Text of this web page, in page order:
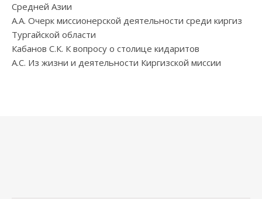
Средней Азии
А.А. Очерк миссионерской деятельности среди киргиз
Тургайской области
Кабанов С.К. К вопросу о столице кидаритов
А.С. Из жизни и деятельности Киргизской миссии